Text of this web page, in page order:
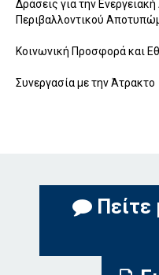
Δράσεις για την
Περιβαλλοντικού
Κοινωνική Προσφορά και
Συνεργασία με την Άτρακτο
Πείτε